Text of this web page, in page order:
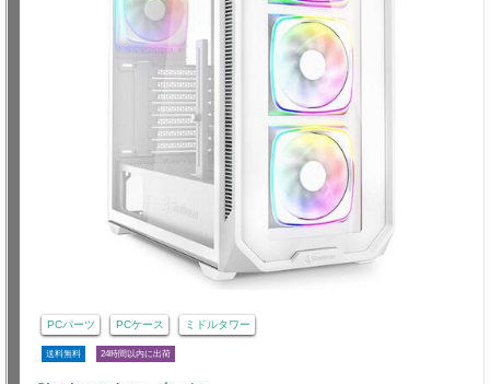
PCパーツ PCケース ミドルタワー
送料無料 24時間以内に出荷